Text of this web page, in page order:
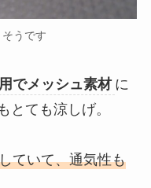
うです
でメッシュ素材 に
とても涼しげ。
ていて、通気性も